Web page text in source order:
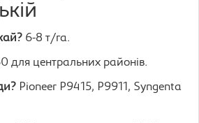
6-8 т/га.
для центральних районів.
Pioneer P9415, P9911, Syngenta